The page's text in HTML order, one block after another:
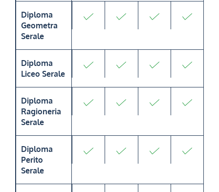
Diploma
Geometra
Serale
Diploma
Liceo Serale
Diploma
Ragioneria
Serale
Diploma
Perito
Serale